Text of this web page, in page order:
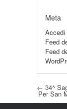
Meta
Accedi
Feed
Feed
Post
← 34^
Per San